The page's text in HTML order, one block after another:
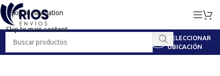
Skip to navigation
Skip to main content
SELECCIONAR
UBICACIÓN